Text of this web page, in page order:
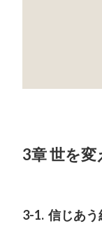
3章 世を
3-1. 信じあ